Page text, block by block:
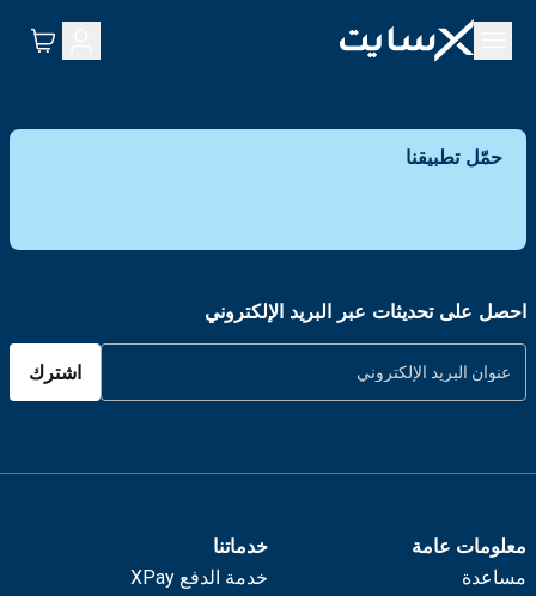
حمّل تطبيقنا
احصل على تحديثات عبر البريد الإلكتروني
اشترك
معلومات عامة
مساعدة
خدماتنا
خدمة الدفع XPay